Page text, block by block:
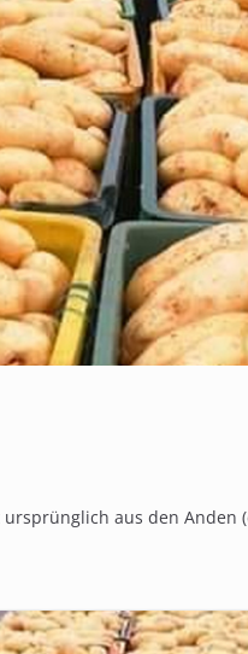
aus den Anden